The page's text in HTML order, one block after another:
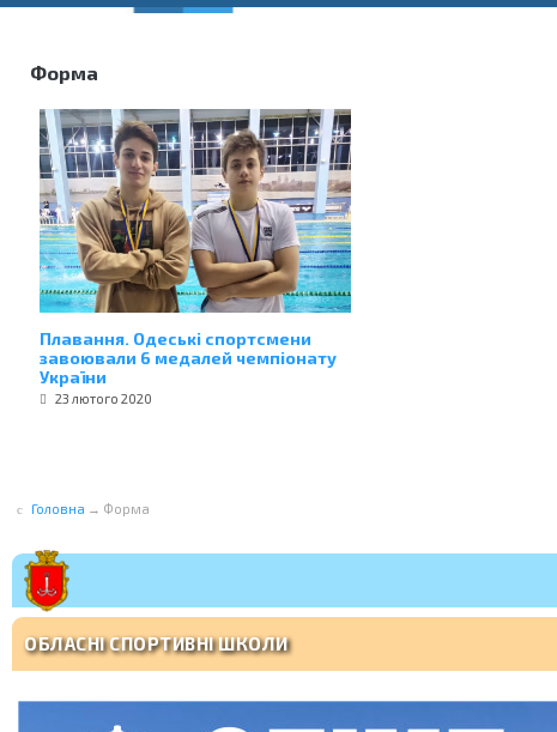
Форма
Плавання. Одеські спортсмени
завоювали 6 медалей чемпіонату
України
23 лютого 2020
Головна → Форма
ОБЛАСНІ СПОРТИВНІ ШКОЛИ